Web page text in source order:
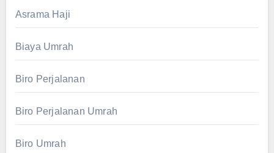
Asrama Haji
Biaya Umrah
Biro Perjalanan
Biro Perjalanan Umrah
Biro Umrah